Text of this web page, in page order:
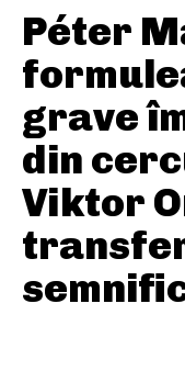
Péter
grave
din
Viktor